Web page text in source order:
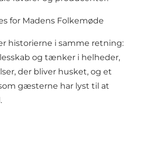
for Madens Folkemøde
historierne i samme retning:
og tænker i helheder,
der bliver husket, og et
gæsterne har lyst til at